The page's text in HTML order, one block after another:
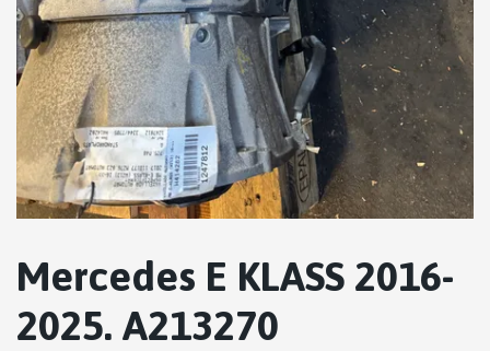
Mercedes E KLASS 2016-
2025. A213270